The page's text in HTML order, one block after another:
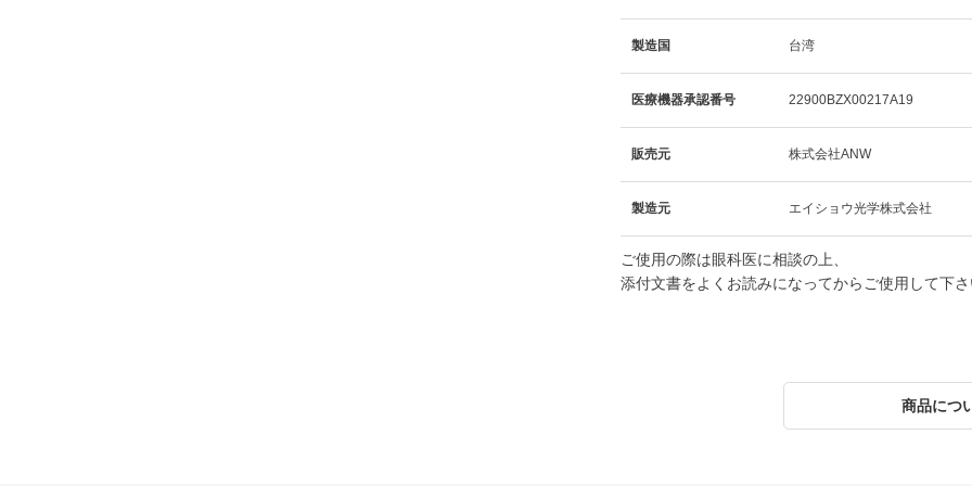
製造国 台湾
医療機器承認番号 22900BZX00217A19
販売元 株式会社ANW
製造元 エイショウ光学株式会社
ご使用の際は眼科医に相談の上、
添付文書をよくお読みになってからご使用して下さ
商品につ